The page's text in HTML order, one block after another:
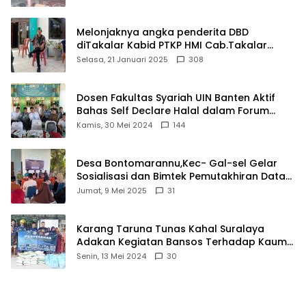
Melonjaknya angka penderita DBD
diTakalar Kabid PTKP HMI Cab.Takalar
angkat bicara
Selasa, 21 Januari 2025 308
Dosen Fakultas Syariah UIN Banten Aktif
Bahas Self Declare Halal dalam Forum
Ijtima Ulama MUI
Kamis, 30 Mei 2024 144
Desa Bontomarannu,Kec- Gal-sel Gelar
Sosialisasi dan Bimtek Pemutakhiran Data
ID
Jumat, 9 Mei 2025 31
Karang Taruna Tunas Kahal Suralaya
Adakan Kegiatan Bansos Terhadap Kaum
Dhuafa dan Anak Yatim-Piatu
Senin, 13 Mei 2024 30